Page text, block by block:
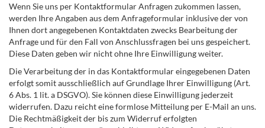
Wenn Sie uns per Kontaktformular Anfragen zukommen lassen,
werden Ihre Angaben aus dem Anfrageformular inklusive der von
Ihnen dort angegebenen Kontaktdaten zwecks Bearbeitung der
Anfrage und für den Fall von Anschlussfragen bei uns gespeichert.
Diese Daten geben wir nicht ohne Ihre Einwilligung weiter.
Die Verarbeitung der in das Kontaktformular eingegebenen Daten
erfolgt somit ausschließlich auf Grundlage Ihrer Einwilligung (Art.
6 Abs. 1 lit. a DSGVO). Sie können diese Einwilligung jederzeit
widerrufen. Dazu reicht eine formlose Mitteilung per E-Mail an uns.
Die Rechtmäßigkeit der bis zum Widerruf erfolgten